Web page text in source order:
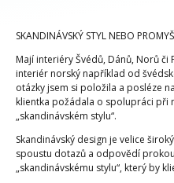
SKANDINÁVSKÝ STYL NEBO
Mají interiéry Švédů, Dánů, Norů či
interiér norský například od
otázky jsem si položila a posléze
klientka požádala o spolupráci při
„skandinávském stylu“.
Skandinávský design je velice
spoustu dotazů a odpovědí
„skandinávskému stylu“, který by